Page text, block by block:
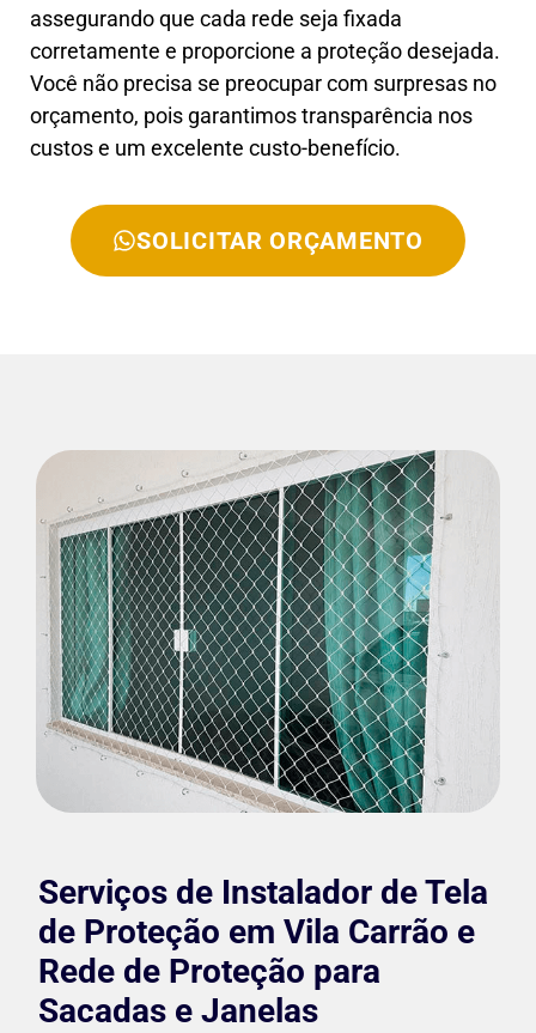
assegurando que cada rede seja fixada
corretamente e proporcione a proteção desejada.
Você não precisa se preocupar com surpresas no
orçamento, pois garantimos transparência nos
custos e um excelente custo-benefício.
SOLICITAR ORÇAMENTO
Serviços de Instalador de Tela
de Proteção em Vila Carrão e
Rede de Proteção para
Sacadas e Janelas